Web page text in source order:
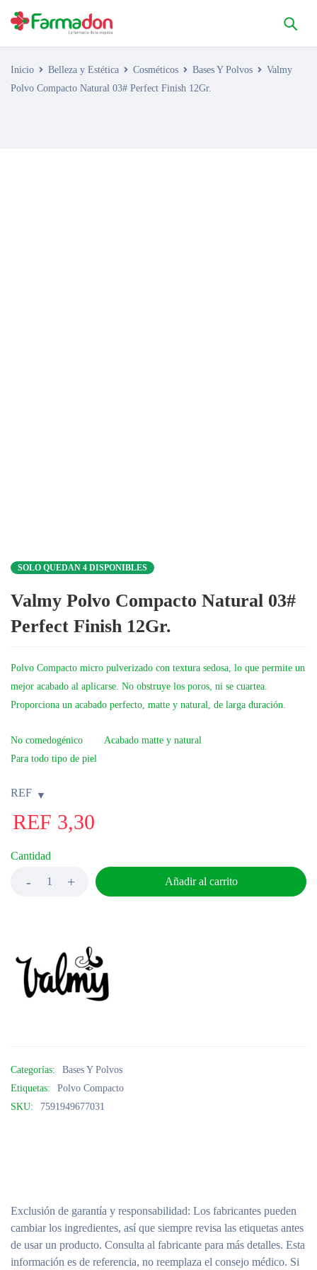
Inicio Belleza y Estética Cosméticos Bases Y Polvos
Valmy
Polvo Compacto Natural 03# Perfect Finish 12Gr.
SOLO QUEDAN 4 DISPONIBLES
Valmy Polvo Compacto Natural 03#
Perfect Finish 12Gr.
Polvo Compacto micro pulverizado con textura sedosa, lo que permite un
mejor acabado al aplicarse. No obstruye los poros, ni se cuartea.
Proporciona un acabado perfecto, matte y natural, de larga duración.
No comedogénico
Acabado matte y natural
Para todo tipo de piel
REF
REF 3,30
Cantidad
Añadir al carrito
Categorías:
Bases Y Polvos
Etiquetas:
Polvo Compacto
SKU:
7591949677031
Exclusión de garantía y responsabilidad: Los fabricantes pueden
cambiar los ingredientes, así que siempre revisa las etiquetas antes
de usar un producto. Consulta al fabricante para más detalles. Esta
información es de referencia, no reemplaza el consejo médico. Si